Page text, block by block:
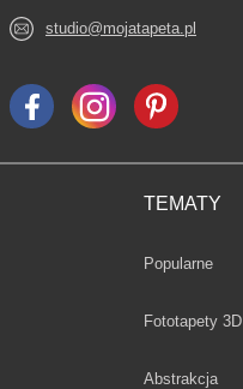
TEMATY
Fototapety
Popularne
Fototapety 3D
Fototapety
Abstrakcja
studio@mojatapeta.pl